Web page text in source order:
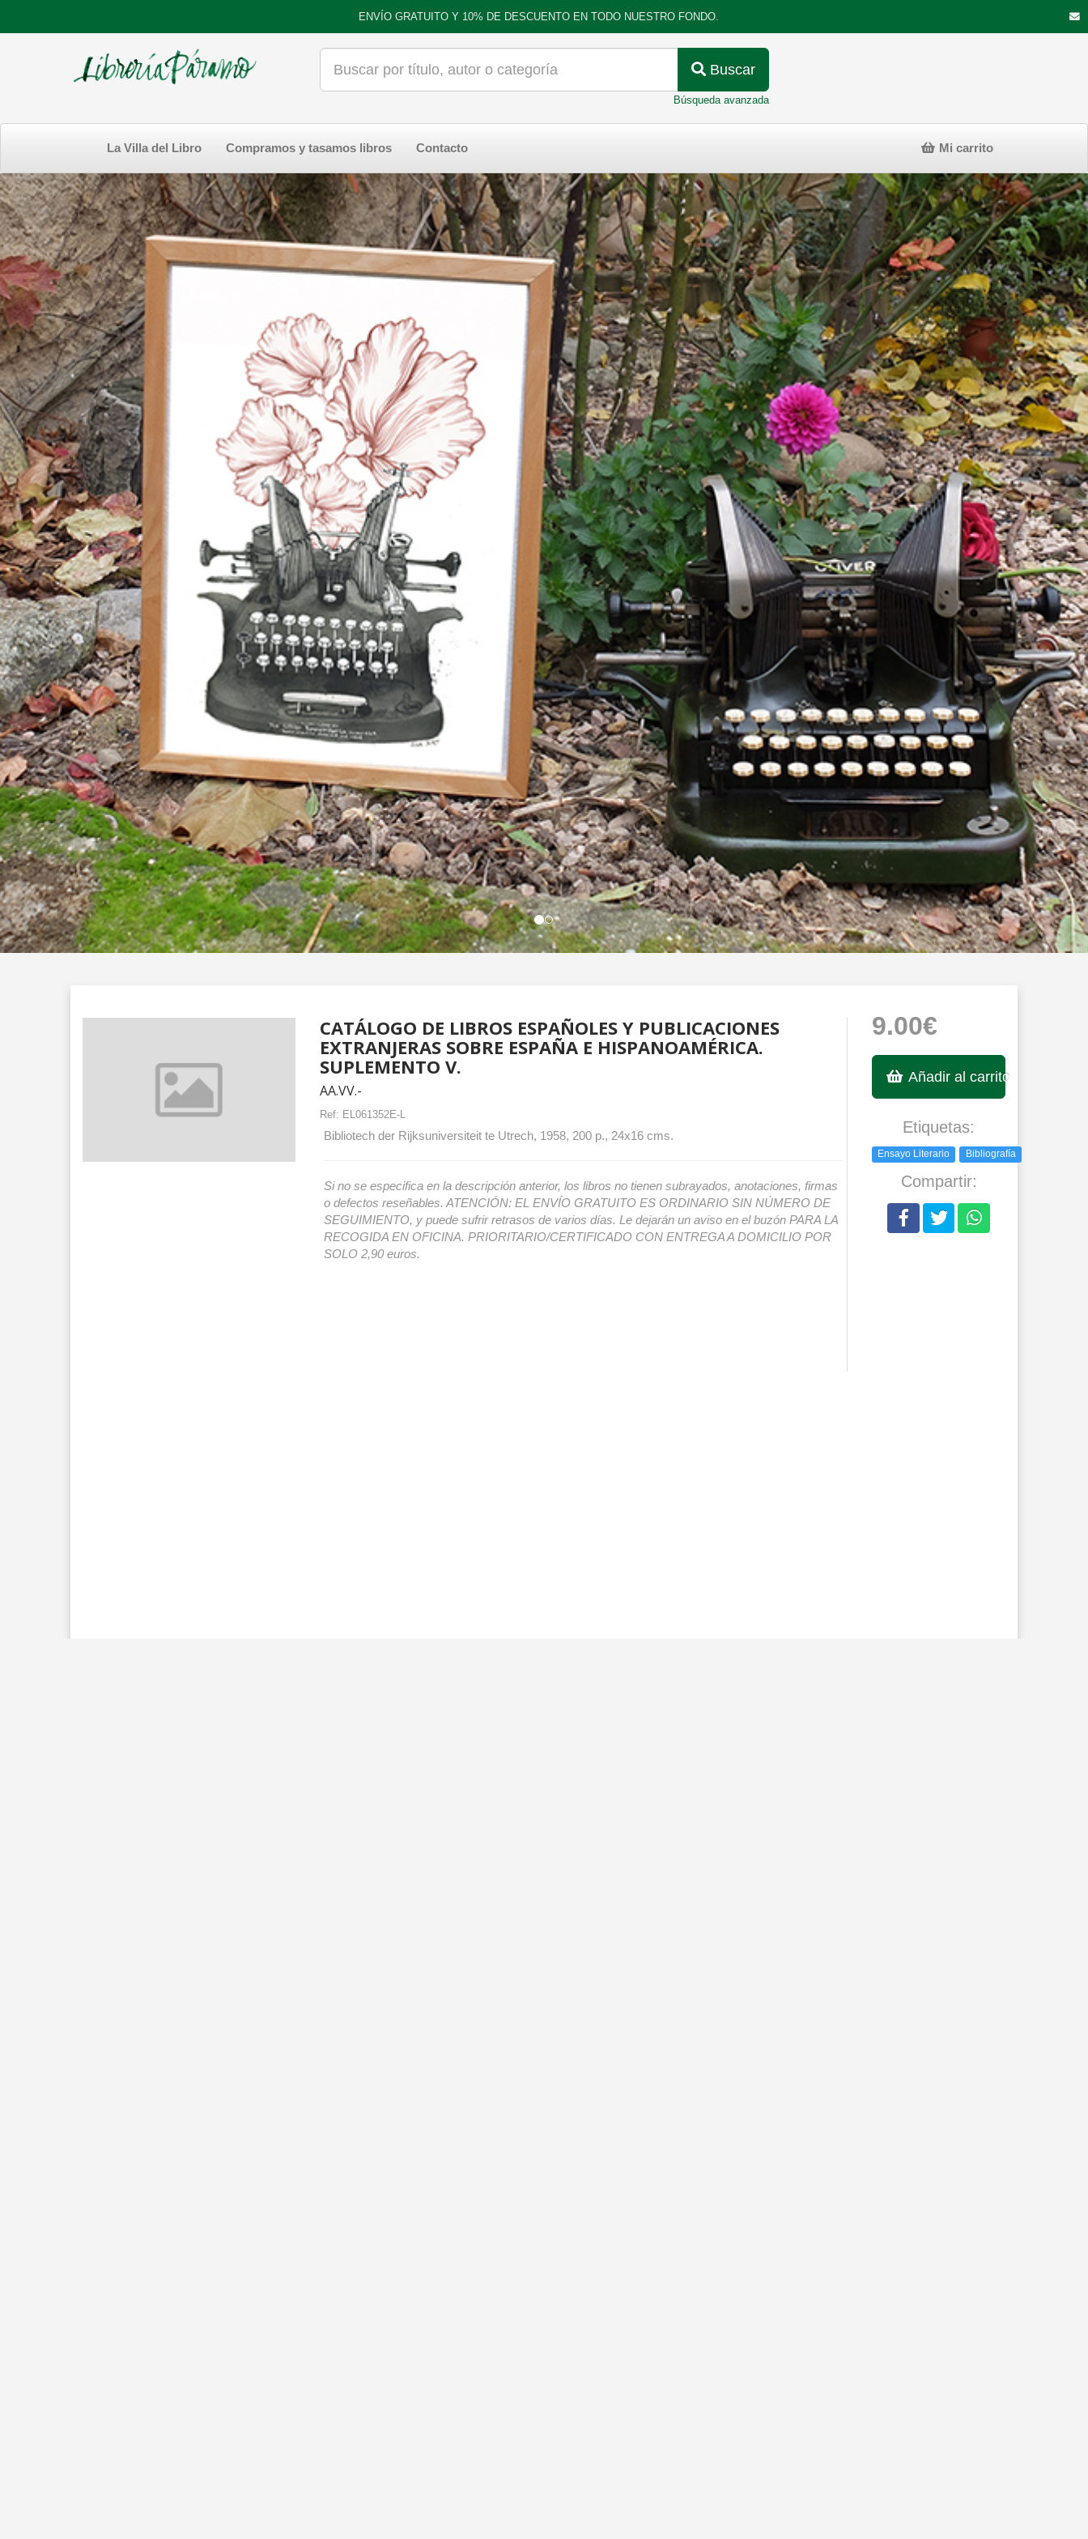
ENVÍO GRATUITO Y 10% DE DESCUENTO EN TODO NUESTRO FONDO.
Buscar
Búsqueda avanzada
La Villa del Libro Compramos y tasamos libros Contacto Mi carrito
CATÁLOGO DE LIBROS ESPAÑOLES Y PUBLICACIONES
EXTRANJERAS SOBRE ESPAÑA E HISPANOAMÉRICA.
SUPLEMENTO V.
AA.VV.-
Ref: EL061352E-L
Bibliotech der Rijksuniversiteit te Utrech, 1958, 200 p., 24x16 cms.
Si no se especifica en la descripción anterior, los libros no tienen subrayados, anotaciones, firmas
o defectos reseñables. ATENCIÓN: EL ENVÍO GRATUITO ES ORDINARIO SIN NÚMERO DE
SEGUIMIENTO, y puede sufrir retrasos de varios días. Le dejarán un aviso en el buzón PARA LA
RECOGIDA EN OFICINA. PRIORITARIO/CERTIFICADO CON ENTREGA A DOMICILIO POR
SOLO 2,90 euros.
9.00€
Añadir al carrito
Etiquetas:
Ensayo Literario Bibliografía
Compartir: